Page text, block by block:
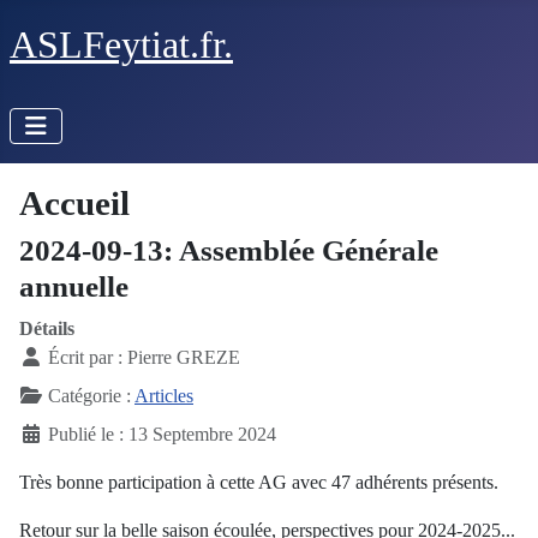
ASLFeytiat.fr.
Accueil
2024-09-13: Assemblée Générale
annuelle
Détails
Écrit par : Pierre GREZE
Catégorie : Articles
Publié le : 13 Septembre 2024
Très bonne participation à cette AG avec 47 adhérents présents.
Retour sur la belle saison écoulée, perspectives pour 2024-2025...